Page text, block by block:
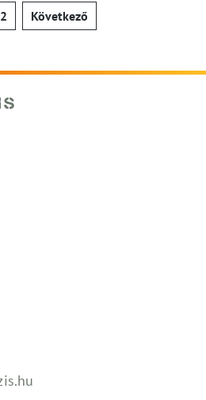
2 Következő